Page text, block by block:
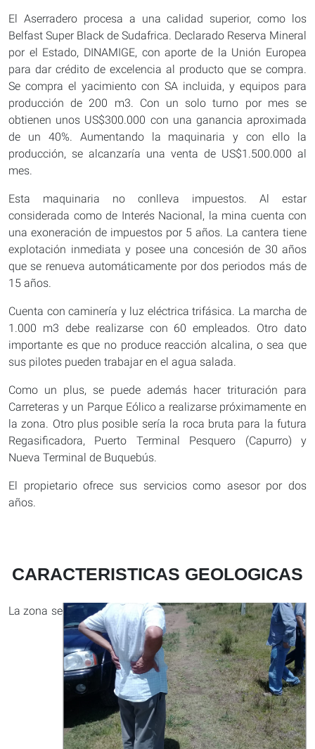
El Aserradero procesa a una calidad superior, como los
Belfast Super Black de Sudafrica. Declarado Reserva Mineral
por el Estado, DINAMIGE, con aporte de la Unión Europea
para dar crédito de excelencia al producto que se compra.
Se compra el yacimiento con SA incluida, y equipos para
producción de 200 m3. Con un solo turno por mes se
obtienen unos US$300.000 con una ganancia aproximada
de un 40%. Aumentando la maquinaria y con ello la
producción, se alcanzaría una venta de US$1.500.000 al
mes.
Esta maquinaria no conlleva impuestos. Al estar
considerada como de Interés Nacional, la mina cuenta con
una exoneración de impuestos por 5 años. La cantera tiene
explotación inmediata y posee una concesión de 30 años
que se renueva automáticamente por dos periodos más de
15 años.
Cuenta con caminería y luz eléctrica trifásica. La marcha de
1.000 m3 debe realizarse con 60 empleados. Otro dato
importante es que no produce reacción alcalina, o sea que
sus pilotes pueden trabajar en el agua salada.
Como un plus, se puede además hacer trituración para
Carreteras y un Parque Eólico a realizarse próximamente en
la zona. Otro plus posible sería la roca bruta para la futura
Regasificadora, Puerto Terminal Pesquero (Capurro) y
Nueva Terminal de Buquebús.
El propietario ofrece sus servicios como asesor por dos
años.
CARACTERISTICAS GEOLOGICAS
La zona se